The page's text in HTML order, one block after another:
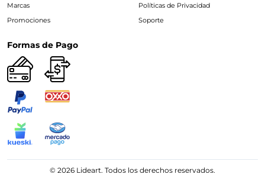
Marcas
Promociones
Políticas de Privacidad
Soporte
Formas de Pago
© 2026 Lideart. Todos los derechos reservados.